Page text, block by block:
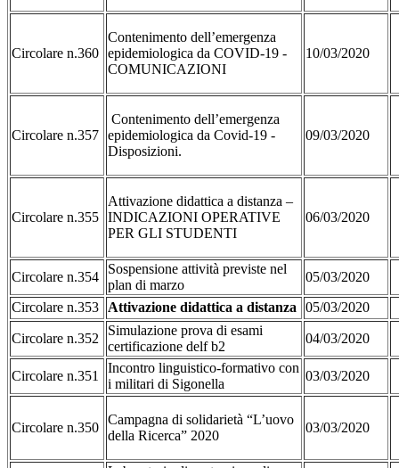
Circolare n.360
Contenimento dell’emergenza
epidemiologica da COVID-19 -
COMUNICAZIONI
10/03/2020
Circolare n.357
Contenimento dell’emergenza
epidemiologica da Covid-19 -
Disposizioni.
09/03/2020
Circolare n.355
Attivazione didattica a distanza –
INDICAZIONI OPERATIVE
PER GLI STUDENTI
06/03/2020
Circolare n.354
Sospensione attività previste nel
plan di marzo
05/03/2020
Circolare n.353
Attivazione didattica a distanza 05/03/2020
Circolare n.352
Simulazione prova di esami
certificazione delf b2
04/03/2020
Circolare n.351
Incontro linguistico-formativo con
i militari di Sigonella
03/03/2020
Circolare n.350
Campagna di solidarietà “L’uovo
della Ricerca” 2020
03/03/2020